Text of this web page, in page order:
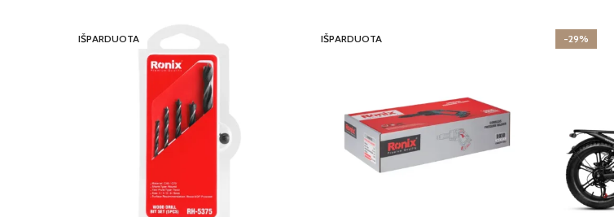
IŠPARDUOTA IŠPARDUOTA -29%